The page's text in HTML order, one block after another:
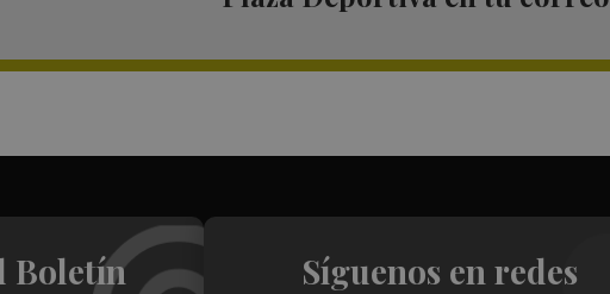
Boletín Síguenos en redes